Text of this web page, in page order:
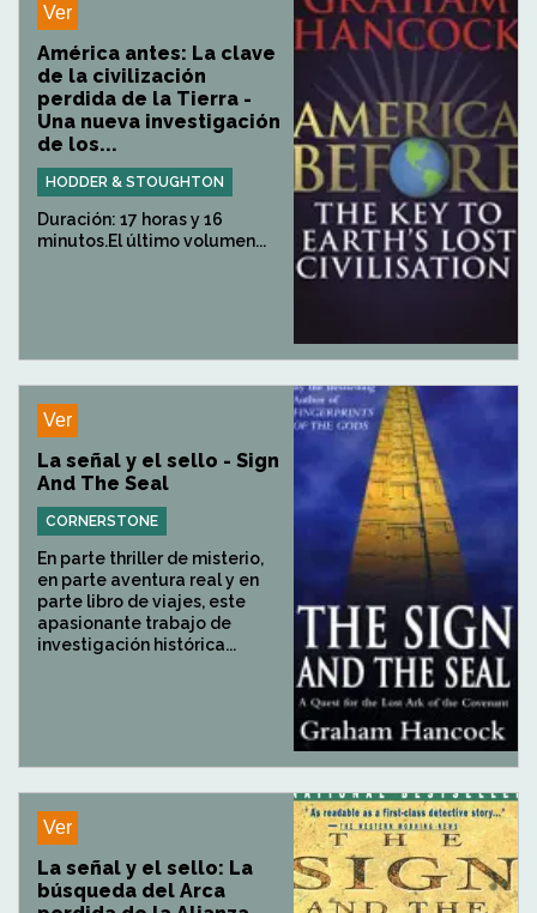
Ver
América antes: La clave
de la civilización
perdida de la Tierra -
Una nueva investigación
de los...
HODDER & STOUGHTON
Duración: 17 horas y 16
minutos.El último volumen...
Ver
La señal y el sello - Sign
And The Seal
CORNERSTONE
En parte thriller de misterio,
en parte aventura real y en
parte libro de viajes, este
apasionante trabajo de
investigación histórica...
Ver
La señal y el sello: La
búsqueda del Arca